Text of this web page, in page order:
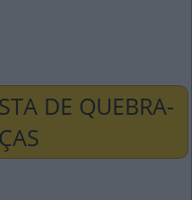
DE QUEBRA-